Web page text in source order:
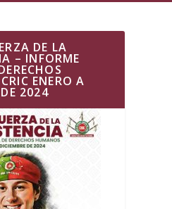
DE LA
– INFORME
ENERO A
2024